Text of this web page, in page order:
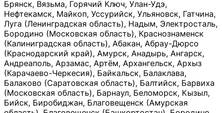
Брянск, Вязьма, Горячий Ключ, Улан-Удэ,
Нефтекамск, Майкоп, Уссурийск, Ульяновск, Гатчина,
Луга (Ленинградская область), Надым, Электросталь,
Бородино (Московская область), Краснознаменск
(Калиниградская область), Абакан, Абрау-Дюрсо
(Краснодарский край), Амурск, Анадырь, Ангарск,
Андреаполь, Арзамас, Артём, Архангельск, Архыз
(Карачаево-Черкесия), Байкальск, Балаклава,
Балаково (Саратовская область), Балтийск, Барвиха
(Московская область), Барнаул, Беломорск, Кызыл,
Бийск, Биробиджан, Благовещенск (Амурская